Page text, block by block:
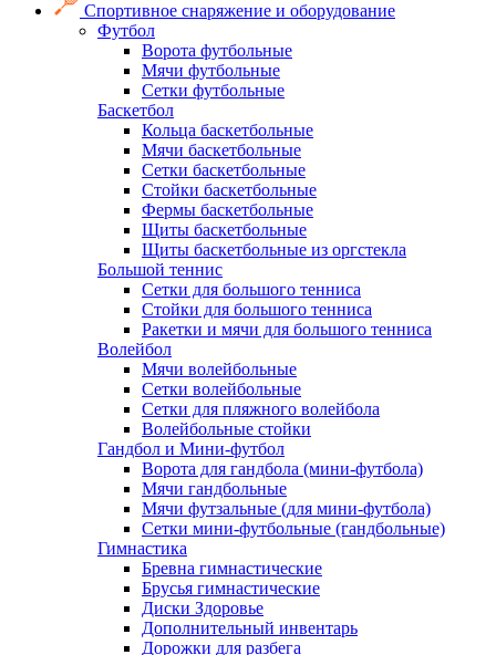
Спортивное снаряжение и оборудование
Футбол
Ворота футбольные
Мячи футбольные
Сетки футбольные
Баскетбол
Кольца баскетбольные
Мячи баскетбольные
Сетки баскетбольные
Стойки баскетбольные
Фермы баскетбольные
Щиты баскетбольные
Щиты баскетбольные из оргстекла
Большой теннис
Сетки для большого тенниса
Стойки для большого тенниса
Ракетки и мячи для большого тенниса
Волейбол
Мячи волейбольные
Сетки волейбольные
Сетки для пляжного волейбола
Волейбольные стойки
Гандбол и Мини-футбол
Ворота для гандбола (мини-футбола)
Мячи гандбольные
Мячи футзальные (для мини-футбола)
Сетки мини-футбольные (гандбольные)
Гимнастика
Бревна гимнастические
Брусья гимнастические
Диски Здоровье
Дополнительный инвентарь
Дорожки для разбега